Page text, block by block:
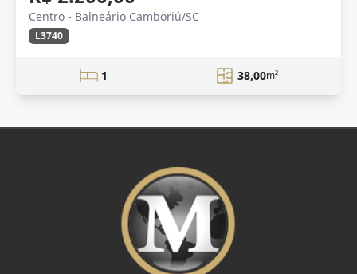
Centro - Balneário Camboriú/SC
L3740
1 38,00m²